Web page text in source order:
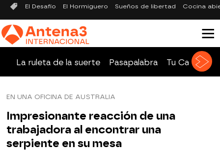
El Desafío El Hormiguero Sueños de libertad Cocina
La ruleta de la suerte Pasapalabra Tu Cara Me
EN UNA OFICINA DE AUSTRALIA
Impresionante reacción de una
trabajadora al encontrar una
serpiente en su mesa